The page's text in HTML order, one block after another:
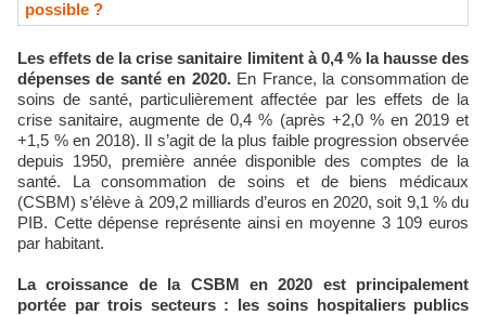
possible ?
Les effets de la crise sanitaire limitent à 0,4 % la hausse des
dépenses de santé en 2020.En France, la consommation de
soins de santé, particulièrement affectée par les effets de la
crise sanitaire, augmente de 0,4 % (après +2,0 % en 2019 et
+1,5 % en 2018). Il s’agit de la plus faible progression observée
depuis 1950, première année disponible des comptes de la
santé. La consommation de soins et de biens médicaux
(CSBM) s’élève à 209,2 milliards d’euros en 2020, soit 9,1 % du
PIB. Cette dépense représente ainsi en moyenne 3 109 euros
par habitant.
La croissance de la CSBM en 2020 est principalement
portée par trois secteurs : les soins hospitaliers publics